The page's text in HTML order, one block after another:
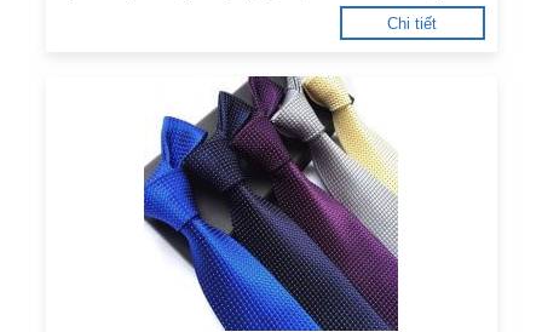
Chi tiết